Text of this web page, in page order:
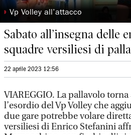
◗ Vp Volley all’attacco
Sabato all’insegna delle
squadre versiliesi di
22 aprile 2023 12:56
VIAREGGIO. La pallavolo torna
l’esordio del Vp Volley che
due gare potrebbe volare
versiliesi di Enrico Stefanini